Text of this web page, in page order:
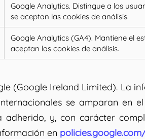
Google Analytics. Distingue a los
se aceptan las cookies de análisis.
Google Analytics (GA4). Mantiene el
aceptan las cookies de análisis.
(Google Ireland Limited). La
se amparan en
adherido, y, con carácter
en